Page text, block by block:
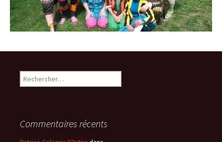
Rechercher :
Commentaires récents